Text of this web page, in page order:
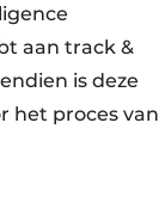
aan track &
is deze
het proces van